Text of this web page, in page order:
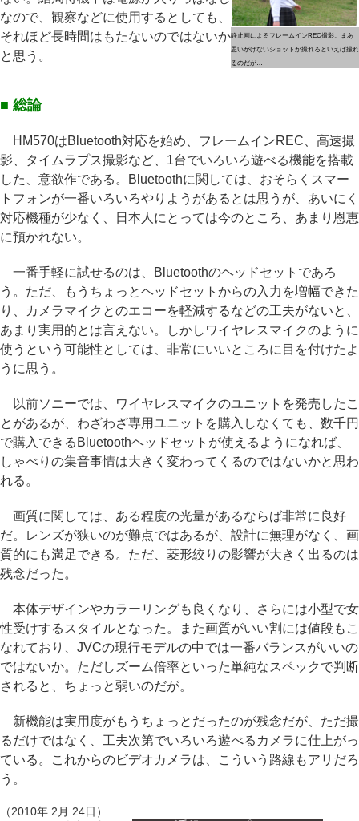
静止画によるフレームインREC撮影。まあ
思いがけないショットが撮れるといえば撮れ
るのだが…
なので、観察などに使用するとしても、
それほど長時間はもたないのではないか
と思う。
■ 総論
HM570はBluetooth対応を始め、フレームインREC、高速撮
影、タイムラプス撮影など、1台でいろいろ遊べる機能を搭載
した、意欲作である。Bluetoothに関しては、おそらくスマー
トフォンが一番いろいろやりようがあるとは思うが、あいにく
対応機種が少なく、日本人にとっては今のところ、あまり恩恵
に預かれない。
一番手軽に試せるのは、Bluetoothのヘッドセットであろ
う。ただ、もうちょっとヘッドセットからの入力を増幅できた
り、カメラマイクとのエコーを軽減するなどの工夫がないと、
あまり実用的とは言えない。しかしワイヤレスマイクのように
使うという可能性としては、非常にいいところに目を付けたよ
うに思う。
以前ソニーでは、ワイヤレスマイクのユニットを発売したこ
とがあるが、わざわざ専用ユニットを購入しなくても、数千円
で購入できるBluetoothヘッドセットが使えるようになれば、
しゃべりの集音事情は大きく変わってくるのではないかと思わ
れる。
画質に関しては、ある程度の光量があるならば非常に良好
だ。レンズが狭いのが難点ではあるが、設計に無理がなく、画
質的にも満足できる。ただ、菱形絞りの影響が大きく出るのは
残念だった。
本体デザインやカラーリングも良くなり、さらには小型で女
性受けするスタイルとなった。また画質がいい割には値段もこ
なれており、JVCの現行モデルの中では一番バランスがいいの
ではないか。ただしズーム倍率といった単純なスペックで判断
されると、ちょっと弱いのだが。
新機能は実用度がもうちょっとだったのが残念だが、ただ撮
るだけではなく、工夫次第でいろいろ遊べるカメラに仕上がっ
ている。これからのビデオカメラは、こういう路線もアリだろ
う。
（2010年 2月 24日）